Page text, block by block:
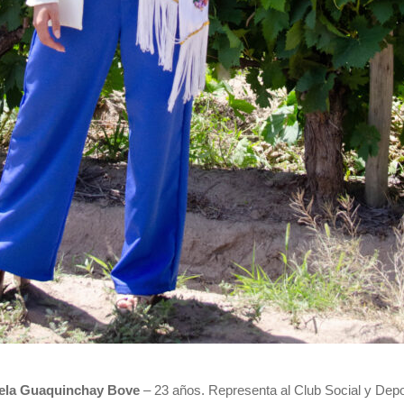
Guaquinchay Bove – 23 años. Representa al Club Social y